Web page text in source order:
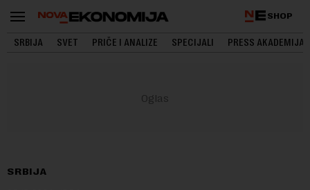
SHOP
SRBIJA SVET PRIČE I ANALIZE SPECIJALI PRESS AKADEMIJA
SRBIJA